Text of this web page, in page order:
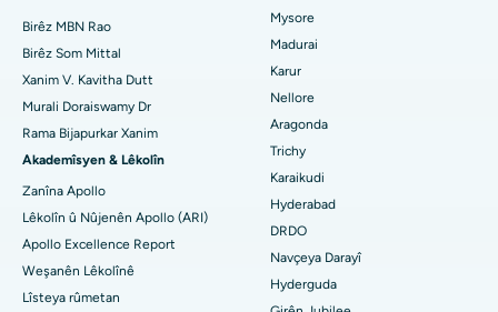
Psîkolog Bibîne
Cerrahê Giştî Bibîne
Nexweşxaneya herî baş li Bannerghatta Road, Bangalore
Nexweşxaneya herî baş li Yekîneya-15, Bhubaneswar
Nexweşxaneya herî baş li Seepat Road, Bilaspur
Nexweşxaneya herî baş li Ellisbridge, Ahmedabad
Nexweşxaneya herî baş li New Delhiyê
Nexweşxaneya herî baş li DRDO, Hyderabad
Nexweşxaneya herî baş li GS Road, Guwahati
Embolîzasyona Artery Uterine
Emeliyata Penceşêrê Sîngê
Brachytherapy
Kolonyoscopy
Polypotomy
Stîlasyona Mejî ya Kûr
Birêz MBN Rao
Birêz Som Mittal
Xanim V. Kavitha Dutt
Murali Doraiswamy Dr
Rama Bijapurkar Xanim
Akademîsyen & Lêkolîn
Zanîna Apollo
Lêkolîn û Nûjenên Apollo (ARI)
Apollo Excellence Report
Weşanên Lêkolînê
Lîsteya rûmetan
Mysore
Madurai
Karur
Nellore
Aragonda
Trichy
Karaikudi
Hyderabad
DRDO
Navçeya Darayî
Hyderguda